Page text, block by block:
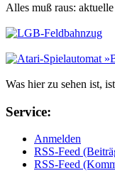
Alles muß raus:
Was hier zu sehen ist,
Ser­vice:
Anmelden
RSS-Feed
RSS-Feed